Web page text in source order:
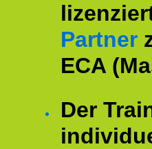
Partner
ECA
Der